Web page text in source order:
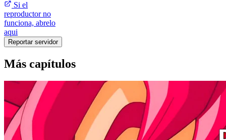
Si el
reproductor no
funciona, abrelo
aqui
Reportar servidor
Más capítulos